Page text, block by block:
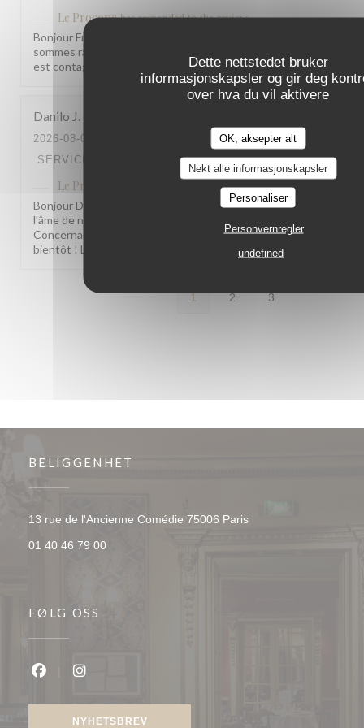
Dette nettstedet bruker
informasjonskapsler og gir deg
over hva du vil aktivere
OK, aksepter alt
Nekt alle informasjonskapsler
Personaliser
Personvernregler
undefined
Le Procope has responded to the review
Bonjour Friedrich, Merci pour ce retour qui nous fait vraiment
sommes ravis que la joue de bœuf vous ait autant séduit. Votre
est contagieuse ! À très bientôt ! L'équipe du Procope
Danilo J
2026-08-03
SERVICE
AMBIENCE: 5/5 MENU: 5/5
Le Procope has responded to the review
Bonjour Danilo, Merci pour ce beau retour ! Savoir que nos
l'âme de notre établissement vous ont séduit nous fait vraiment
Concernant l'accueil de notre serveuse, nous en prenons bonne
bientôt ! L'équipe du Procope
1 2 3
BELIGGENHET
13 rue de l'Ancienne Comédie 75006 Paris((åpner i et nytt
01 40 46 79 00
FØLG OSS
NYHETSBREV